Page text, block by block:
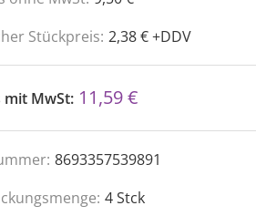
Stückpreis: 2,38 € +DDV
mit MwSt: 11,59 €
8693357539891
4Stck